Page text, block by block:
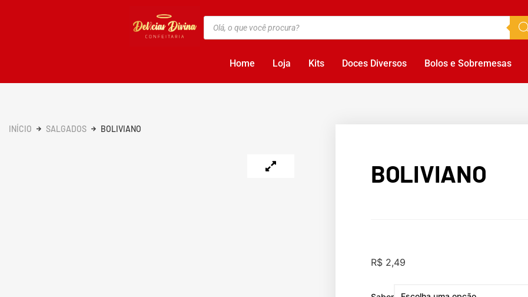
Home Loja Kits Doces Diversos Bolos e Sobremesas
INÍCIO SALGADOS BOLIVIANO
BOLIVIANO
R$ 2,49